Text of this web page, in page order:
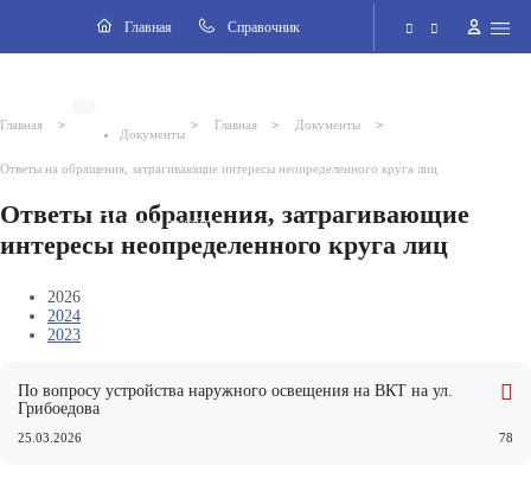
Главная Cправочник
Поиск по сайту
федерального значения Санкт-Петербурга поселок Стрельна
Главная >
Документы
> Главная > Документы >
Ответы на обращения, затрагивающие интересы неопределенного круга лиц
Ответы на обращения, затрагивающие
интересы неопределенного круга лиц
2026
2024
2023
По вопросу устройства наружного освещения на ВКТ на ул.
Грибоедова
25.03.2026 78